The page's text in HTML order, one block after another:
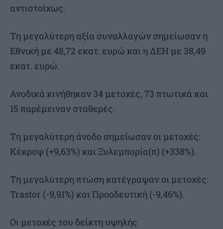
αντιστοίχως.
Τη μεγαλύτερη αξία συναλλαγών σημείωσαν η
Εθνική με 48,72 εκατ. ευρώ και η ΔΕΗ με 38,49
εκατ. ευρώ.
Ανοδικά κινήθηκαν 34 μετοχές, 73 πτωτικά και
15 παρέμειναν σταθερές.
Τη μεγαλύτερη άνοδο σημείωσαν οι μετοχές:
Κέκροψ (+9,63%) και Ξυλεμπορία(π) (+338%).
Τη μεγαλύτερη πτώση κατέγραψαν οι μετοχές:
Trastor (-9,91%) και Προοδευτική (-9,46%).
Οι μετοχές του δείκτη υψηλής